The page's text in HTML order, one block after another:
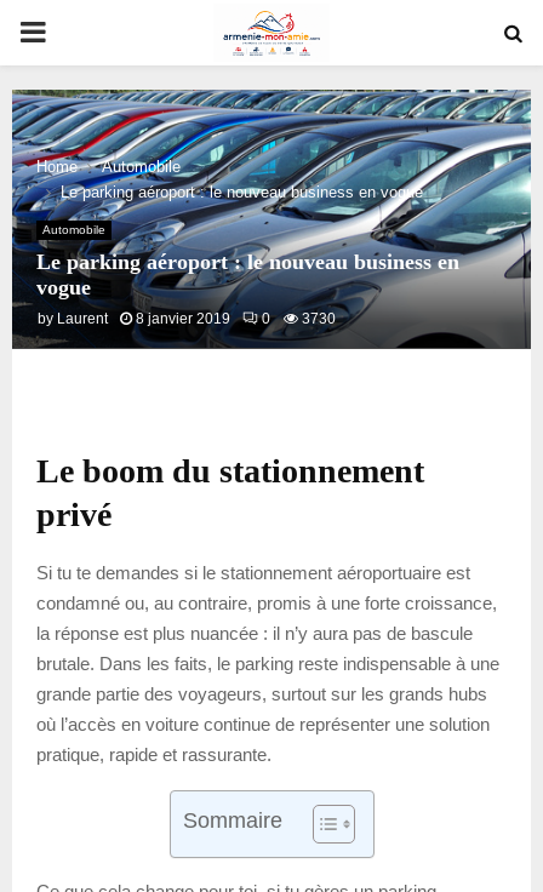
PRIMARY
MENU
Home
Automobile
Le parking aéroport : le nouveau business en vogue
Automobile
Le parking aéroport : le nouveau business en
vogue
by Laurent 8 janvier 2019 0 3730
Le boom du stationnement
privé
Si tu te demandes si le stationnement aéroportuaire est
condamné ou, au contraire, promis à une forte croissance,
la réponse est plus nuancée : il n’y aura pas de bascule
brutale. Dans les faits, le parking reste indispensable à une
grande partie des voyageurs, surtout sur les grands hubs
où l’accès en voiture continue de représenter une solution
pratique, rapide et rassurante.
Sommaire